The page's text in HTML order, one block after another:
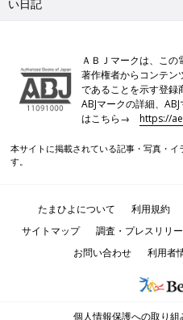
い日記
ＡＢＪマークは、この
著作権者からコンテン
であることを示す登録
ABJマークの詳細、
はこちら→https://
本サイトに掲載されている記事・写真・
す。
たまひよについて 利用規約
サイトマップ
調査・プレスリリ
お問い合わせ
利用者
個人情報保護への取り組